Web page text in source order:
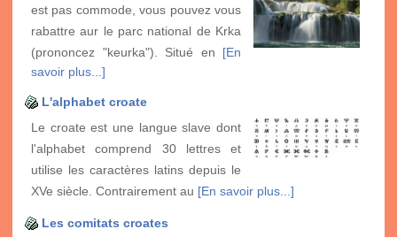
est pas commode, vous pouvez vous
rabattre aur le parc national de Krka
(prononcez "keurka"). Situé en [En
savoir plus...]
L'alphabet croate
Le croate est une langue slave dont
l'alphabet comprend 30 lettres et
utilise les caractères latins depuis le
XVe siècle. Contrairement au [En savoir plus...]
Les comitats croates